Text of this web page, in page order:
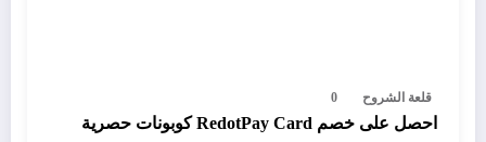
قلعة الشروح 0
احصل على خصم RedotPay Card كوبونات حصرية